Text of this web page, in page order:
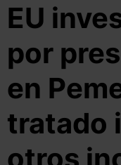
EU
por
en
tratado